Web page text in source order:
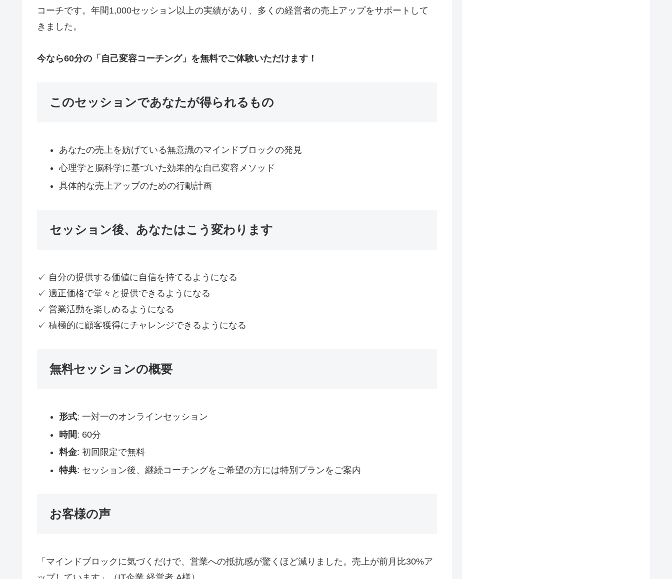
コーチです。年間1,000セッション以上の実績があり、多くの経営者の売上アップをサポートして
きました。
今なら60分の「自己変容コーチング」を無料でご体験いただけます！
このセッションであなたが得られるもの
あなたの売上を妨げている無意識のマインドブロックの発見
心理学と脳科学に基づいた効果的な自己変容メソッド
具体的な売上アップのための行動計画
セッション後、あなたはこう変わります
✓ 自分の提供する価値に自信を持てるようになる
✓ 適正価格で堂々と提供できるようになる
✓ 営業活動を楽しめるようになる
✓ 積極的に顧客獲得にチャレンジできるようになる
無料セッションの概要
形式: 一対一のオンラインセッション
時間: 60分
料金: 初回限定で無料
特典: セッション後、継続コーチングをご希望の方には特別プランをご案内
お客様の声
「マインドブロックに気づくだけで、営業への抵抗感が驚くほど減りました。売上が前月比30%ア